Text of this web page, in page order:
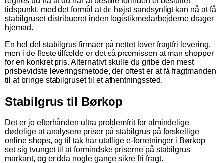
tidspunkt, med det formål at de højst sandsynligt kan nå at få
stabilgruset distribueret inden logistikmedarbejderne drager
hjemad.
En hel del stabilgrus firmaer på nettet lover fragtfri levering,
men i de fleste tilfælde er det så præmissen at man shopper
for en konkret pris. Alternativt skulle du gribe den mest
prisbevidste leveringsmetode, der oftest er at få fragtmanden
til at bringe stabilgruset til et afhentningssted.
Stabilgrus til Børkop
Det er jo efterhånden ultra problemfrit for almindelige
dødelige at analysere priser på stabilgrus på forskellige
online shops, og til tak har utallige e-forretninger i Børkop
set sig tvunget til at formindske priserne på stabilgrus
markant, og endda nogle gange sikre fri fragt.